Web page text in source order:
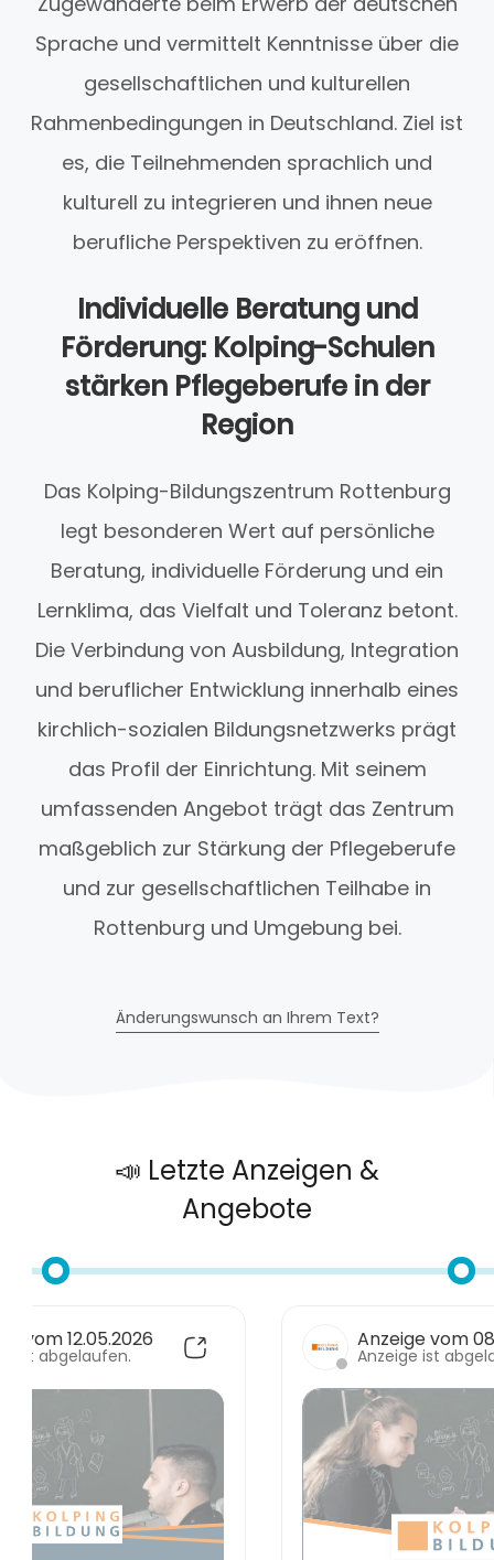
Sprache und vermittelt Kenntnisse über die
gesellschaftlichen und kulturellen
Rahmenbedingungen in Deutschland. Ziel ist
es, die Teilnehmenden sprachlich und
kulturell zu integrieren und ihnen neue
berufliche Perspektiven zu eröffnen.
Individuelle Beratung und
Förderung: Kolping-Schulen
stärken Pflegeberufe in der
Region
Das Kolping-Bildungszentrum Rottenburg
legt besonderen Wert auf persönliche
Beratung, individuelle Förderung und ein
Lernklima, das Vielfalt und Toleranz betont.
Die Verbindung von Ausbildung, Integration
und beruflicher Entwicklung innerhalb eines
kirchlich-sozialen Bildungsnetzwerks prägt
das Profil der Einrichtung. Mit seinem
umfassenden Angebot trägt das Zentrum
maßgeblich zur Stärkung der Pflegeberufe
und zur gesellschaftlichen Teilhabe in
Rottenburg und Umgebung bei.
Änderungswunsch an Ihrem Text?